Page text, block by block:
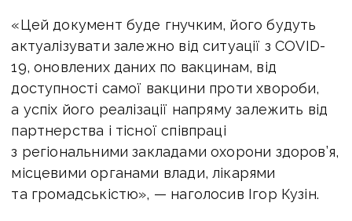
«Цей документ буде гнучким, його будуть
актуалізувати залежно від ситуації з COVID-
19, оновлених даних по вакцинам, від
доступності самої вакцини проти хвороби,
а успіх його реалізації напряму залежить від
партнерства і тісної співпраці
з регіональними закладами охорони здоров’я,
місцевими органами влади, лікарями
та громадськістю», — наголосив Ігор Кузін.